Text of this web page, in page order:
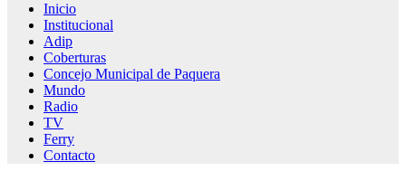
Inicio
Institucional
Adip
Coberturas
Concejo Municipal de Paquera
Mundo
Radio
TV
Ferry
Contacto